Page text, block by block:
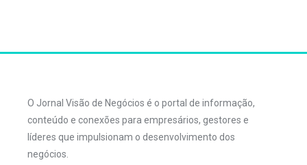
O Jornal Visão de Negócios é o portal de informação,
conteúdo e conexões para empresários, gestores e
líderes que impulsionam o desenvolvimento dos
negócios.